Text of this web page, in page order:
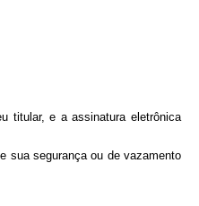
titular, e a assinatura eletrônica
sua segurança ou de vazamento